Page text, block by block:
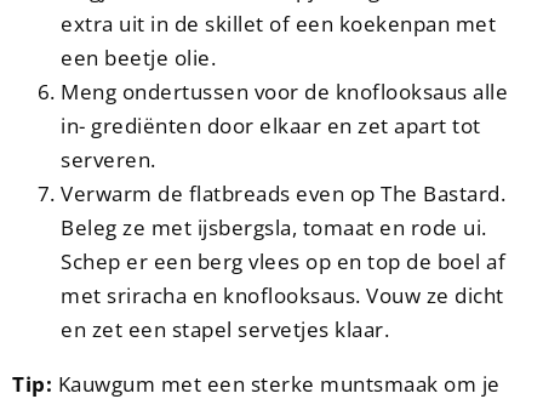
extra uit in de skillet of een koekenpan met
een beetje olie.
Meng ondertussen voor de knoflooksaus alle
in- grediënten door elkaar en zet apart tot
serveren.
Verwarm de flatbreads even op The Bastard.
Beleg ze met ijsbergsla, tomaat en rode ui.
Schep er een berg vlees op en top de boel af
met sriracha en knoflooksaus. Vouw ze dicht
en zet een stapel servetjes klaar.
Tip: Kauwgum met een sterke muntsmaak om je